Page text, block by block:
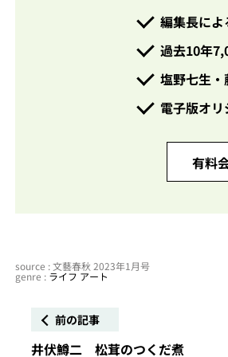
編集長に
過去10年
塩野七生・
電子版オ
有料
source : 文藝春秋 2023年1月号
genre : ライフ アート
前の記事
井伏鱒二 松茸のつくだ煮